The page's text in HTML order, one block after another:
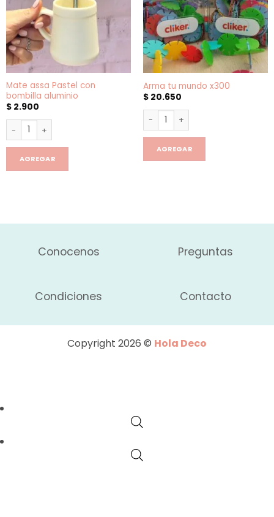
Mate assa Pastel con
bombilla aluminio
$2.900
Mate assa Pastel con bombilla aluminio cantidad
AGREGAR
Arma tu mundo x300
$20.650
Arma tu mundo x300 cantidad
AGREGAR
Conocenos Preguntas
Condiciones Contacto
Copyright 2026 © Hola Deco